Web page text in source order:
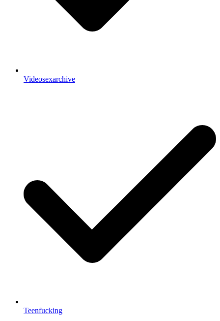
Videosexarchive
Teenfucking